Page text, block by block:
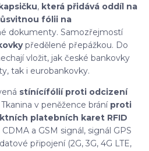
, která přidává oddíl na
fólii na
dokumenty. Samozřejmostí
předělené přepážkou. Do
vložit, jak české bankovky
tak i eurobankovky.
stínícífólií proti odcizení
Tkanina v peněžence brání proti
platebních karet RFID
a GSM signál, signál GPS
připojení (2G, 3G, 4G LTE,